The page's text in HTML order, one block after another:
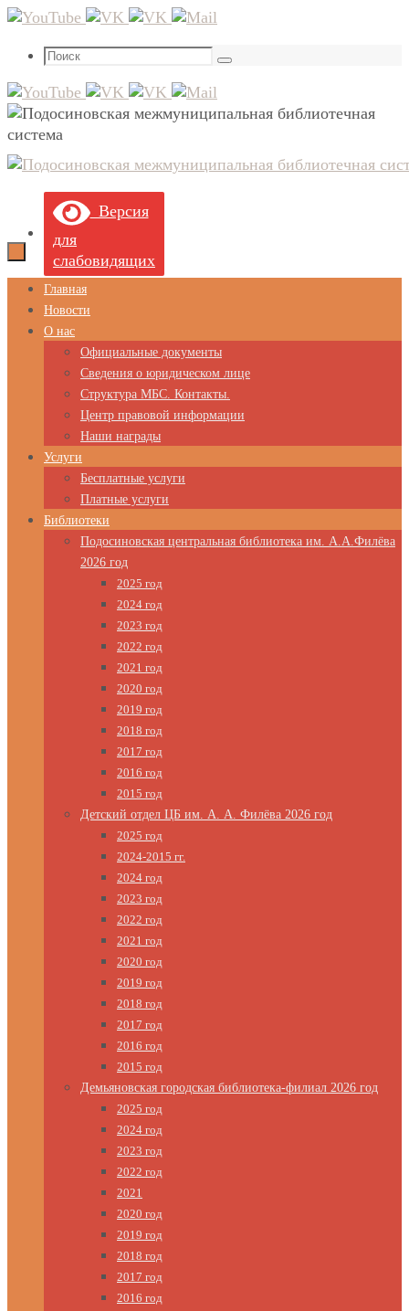
Перейти
содержимому
Что
Поиск
Версия
для
слабовидящих
Перейти
содержимому
Главная
Новости
О нас
Официальные документы
Сведения о юридическом лице
Структура МБС. Контакты.
Центр правовой информации
Наши награды
Услуги
Бесплатные услуги
Платные услуги
Библиотеки
Подосиновская центральная библиотека им. А.А.Филёва
2026 год
2025 год
2024 год
2023 год
2022 год
2021 год
2020 год
2019 год
2018 год
2017 год
2016 год
2015 год
Детский отдел ЦБ им. А. А. Филёва 2026 год
2025 год
2024-2015 гг.
2024 год
2023 год
2022 год
2021 год
2020 год
2019 год
2018 год
2017 год
2016 год
2015 год
Демьяновская городская библиотека-филиал 2026 год
2025 год
2024 год
2023 год
2022 год
2021
2020 год
2019 год
2018 год
2017 год
2016 год